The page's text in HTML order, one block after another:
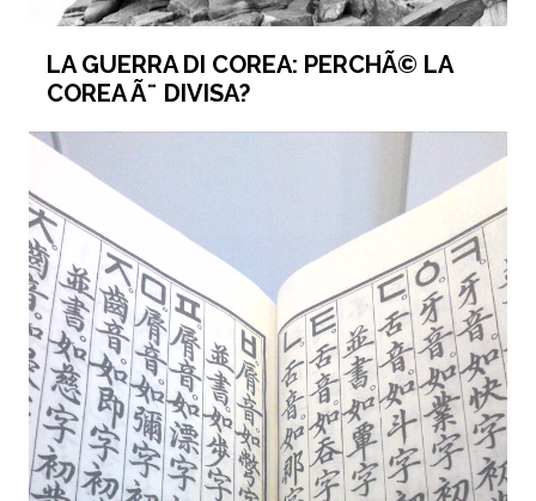
LA GUERRA DI COREA: PERCHÃ© LA
COREA Ã¨ DIVISA?